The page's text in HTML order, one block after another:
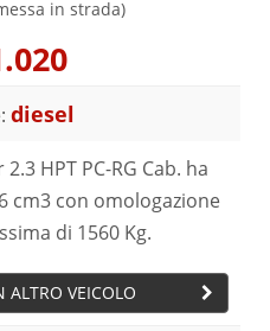
in strada)
diesel
HPT PC-RG Cab. ha
cm3 con omologazione
di 1560 Kg.
ALTRO VEICOLO